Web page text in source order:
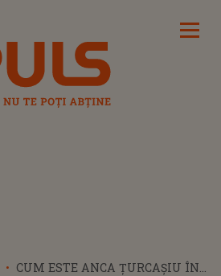
CUM ESTE ANCA ȚURCAȘIU ÎN